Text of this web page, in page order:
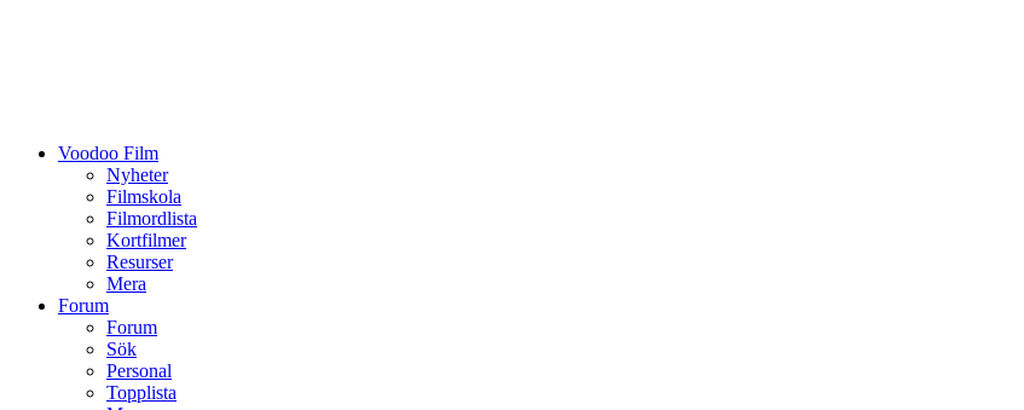
Voodoo Film
Nyheter
Filmskola
Filmordlista
Kortfilmer
Resurser
Mera
Forum
Forum
Sök
Personal
Topplista